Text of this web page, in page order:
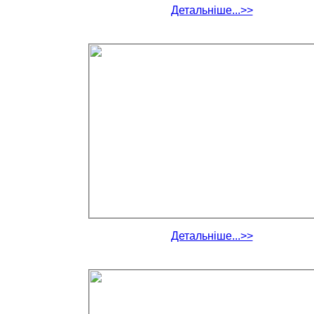
Детальніше...>>
Детальніше...>>